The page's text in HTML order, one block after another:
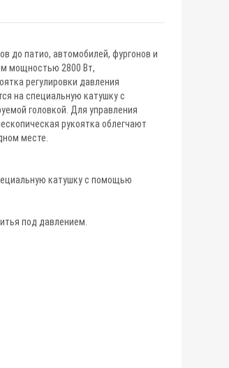
до патио, автомобилей, фургонов и
мощностью 2800 Вт,
регулировки давления
на специальную катушку с
головкой. Для управления
рукоятка облегчают
месте.
катушку с помощью
под давлением.